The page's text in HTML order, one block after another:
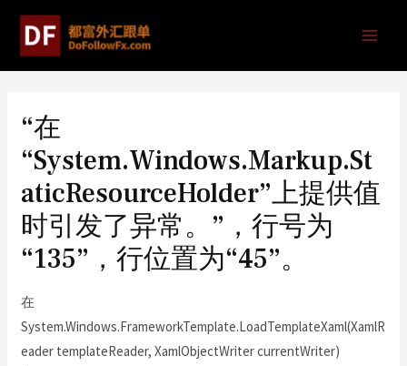
“在
“System.Windows.Markup.St
aticResourceHolder”上提供值
时引发了异常。”，行号为
“135”，行位置为“45”。
在
System.Windows.FrameworkTemplate.LoadTemplateXaml(XamlR
eader templateReader, XamlObjectWriter currentWriter)